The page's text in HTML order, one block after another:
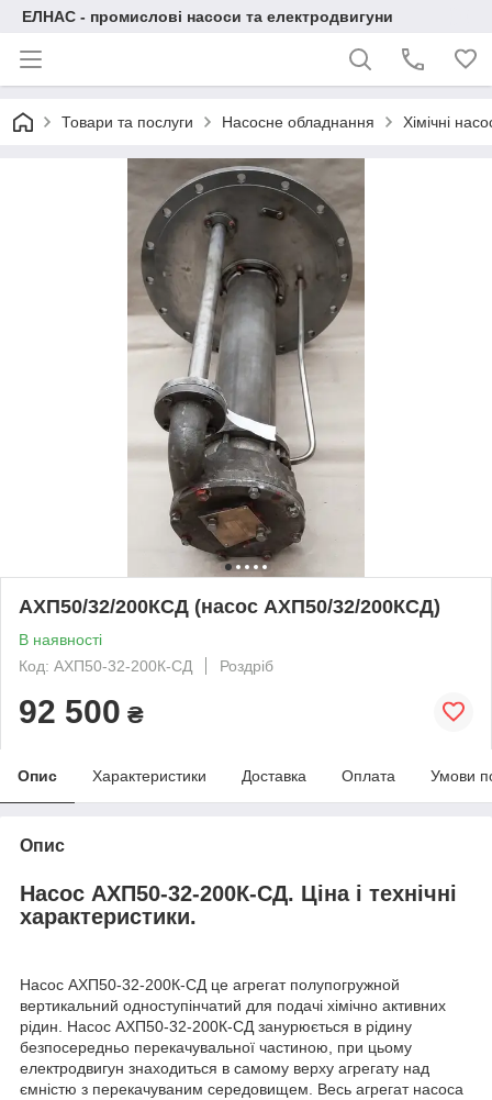
ЕЛНАС - промислові насоси та електродвигуни
Товари та послуги Насосне обладнання Хімічні
АХП50/32/200КСД (насос АХП50/32/200КСД)
В наявності
Код: АХП50-32-200К-СД
Роздріб
92 500 ₴
Опис Характеристики Доставка Оплата Умови
Опис
Насос АХП50-32-200К-СД. Ціна і технічні
характеристики.
Насос АХП50-32-200К-СД це агрегат полупогружной
вертикальний одноступінчатий для подачі хімічно активних
рідин. Насос АХП50-32-200К-СД занурюється в рідину
безпосередньо перекачувальної частиною, при цьому
електродвигун знаходиться в самому верху агрегату над
ємністю з перекачуваним середовищем. Весь агрегат насоса